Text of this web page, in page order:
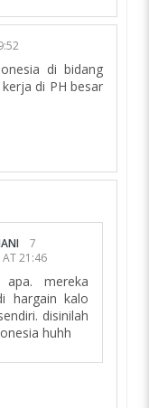
di bidang
di PH besar
7
AT 21:46
mereka
hargain kalo
disinilah
huhh